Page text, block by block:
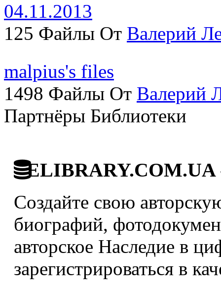
04.11.2013
125 Файлы От Валерий
malpius's files
1498 Файлы От Валерий
Партнёры Библиотеки
ELIBRARY.COM.UA
Создайте свою
биографий,
авторское Наследие в
зарегистрироваться в